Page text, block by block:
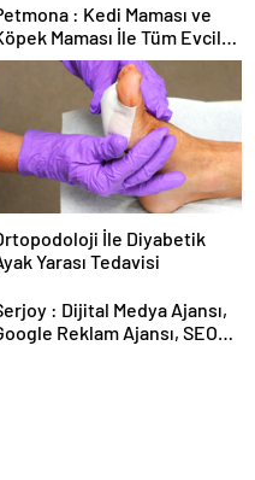
: Kedi Maması ve
Maması İle Tüm Evcil
Ürünleri
İle Diyabetik
Yarası Tedavisi
: Dijital Medya Ajansı,
Reklam Ajansı, SEO